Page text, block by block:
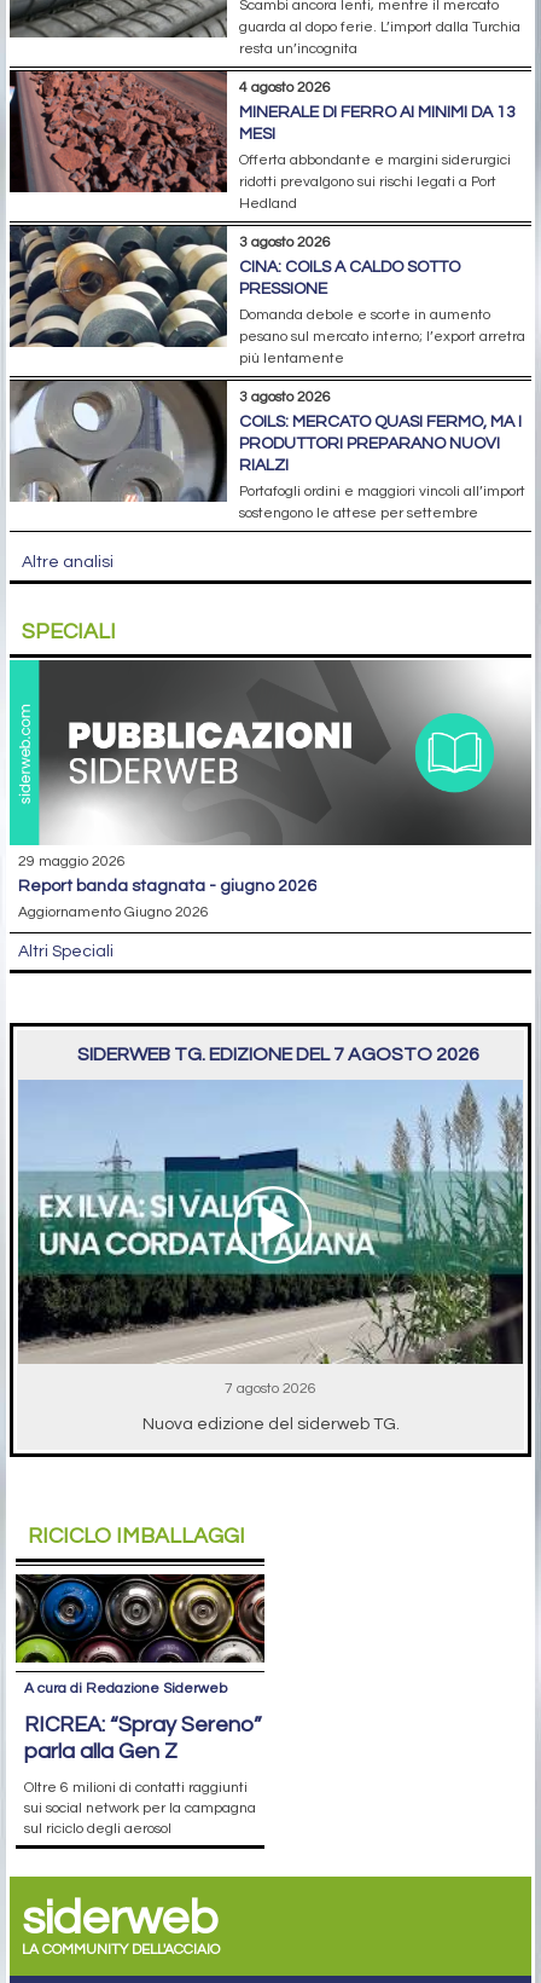
Scambi ancora lenti, mentre il mercato
guarda al dopo ferie. L’import dalla Turchia
resta un’incognita
4 agosto 2026
MINERALE DI FERRO AI MINIMI DA 13
MESI
Offerta abbondante e margini siderurgici
ridotti prevalgono sui rischi legati a Port
Hedland
3 agosto 2026
CINA: COILS A CALDO SOTTO
PRESSIONE
Domanda debole e scorte in aumento
pesano sul mercato interno; l’export arretra
più lentamente
3 agosto 2026
COILS: MERCATO QUASI FERMO, MA I
PRODUTTORI PREPARANO NUOVI
RIALZI
Portafogli ordini e maggiori vincoli all’import
sostengono le attese per settembre
Altre analisi
SPECIALI
29 maggio 2026
report banda stagnata - giugno 2026
Aggiornamento Giugno 2026
Altri Speciali
SIDERWEB TG. EDIZIONE DEL 7 AGOSTO 2026
7 agosto 2026
Nuova edizione del siderweb TG.
RICICLO IMBALLAGGI
A cura di Redazione Siderweb
RICREA: “Spray Sereno”
parla alla Gen Z
Oltre 6 milioni di contatti raggiunti
sui social network per la campagna
sul riciclo degli aerosol
siderweb
LA COMMUNITY DELL'ACCIAIO